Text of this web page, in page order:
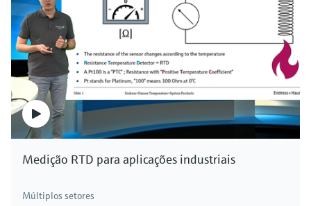
Medição RTD para aplicações industriais
Múltiplos setores